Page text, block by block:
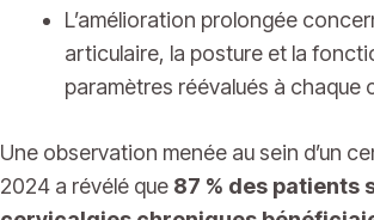
L’amélioration prolongée
articulaire, la posture et la
paramètres réévalués à chaque
Une observation menée au sein d’un
2024 a révélé que 87 % des patients